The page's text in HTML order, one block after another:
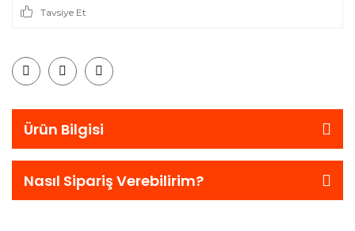
Tavsiye Et
Ürün Bilgisi
Nasıl Sipariş Verebilirim?